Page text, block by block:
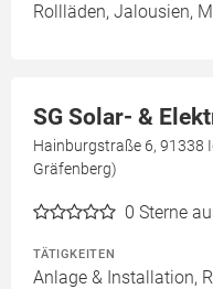
Rollläden, Jalousien,
SG Solar- &
Hainburgstraße 6, 91338
Gräfenberg)
0 Sterne
TÄTIGKEITEN
Anlage & Installation,